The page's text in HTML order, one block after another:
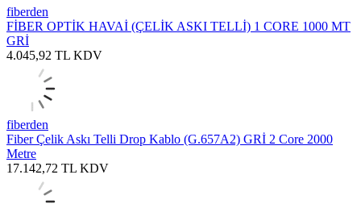
fiberden
FİBER OPTİK HAVAİ (ÇELİK ASKI TELLİ) 1 CORE 1000 MT
GRİ
4.045,92 TL KDV
fiberden
Fiber Çelik Askı Telli Drop Kablo (G.657A2) GRİ 2 Core 2000
Metre
17.142,72 TL KDV